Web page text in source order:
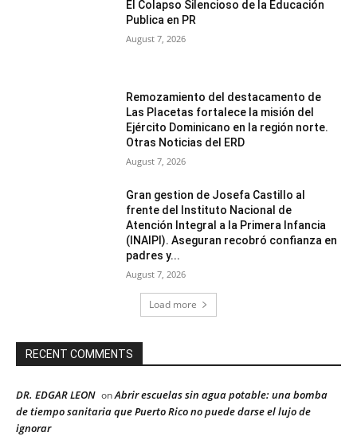
El Colapso Silencioso de la Educación
Publica en PR
August 7, 2026
Remozamiento del destacamento de
Las Placetas fortalece la misión del
Ejército Dominicano en la región norte.
Otras Noticias del ERD
August 7, 2026
Gran gestion de Josefa Castillo al
frente del Instituto Nacional de
Atención Integral a la Primera Infancia
(INAIPI). Aseguran recobró confianza en
padres y...
August 7, 2026
Load more
RECENT COMMENTS
DR. EDGAR LEON onAbrir escuelas sin agua potable: una bomba
de tiempo sanitaria que Puerto Rico no puede darse el lujo de
ignorar